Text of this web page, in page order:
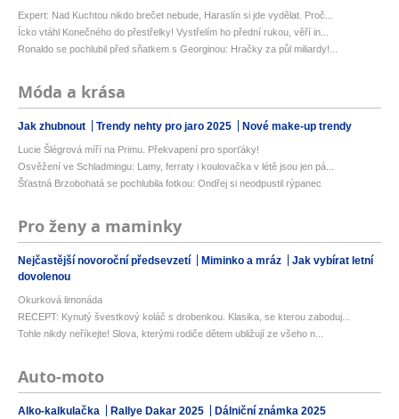
Expert: Nad Kuchtou nikdo brečet nebude, Haraslín si jde vydělat. Proč...
Ícko vtáhl Konečného do přestřelky! Vystřelím ho přední rukou, věří in...
Ronaldo se pochlubil před sňatkem s Georginou: Hračky za půl miliardy!...
Móda a krása
Jak zhubnout Trendy nehty pro jaro 2025 Nové make-up trendy
Lucie Šlégrová míří na Primu. Překvapení pro sporťáky!
Osvěžení ve Schladmingu: Lamy, ferraty i koulovačka v létě jsou jen pá...
Šťastná Brzobohatá se pochlubila fotkou: Ondřej si neodpustil rýpanec
Pro ženy a maminky
Nejčastější novoroční předsevzetí Miminko a mráz
Jak vybírat letní
dovolenou
Okurková limonáda
RECEPT: Kynutý švestkový koláč s drobenkou. Klasika, se kterou zaboduj...
Tohle nikdy neříkejte! Slova, kterými rodiče dětem ubližují ze všeho n...
Auto-moto
Alko-kalkulačka Rallye Dakar 2025 Dálniční známka 2025